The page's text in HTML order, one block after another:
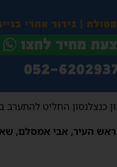
כנצלנסון החליט
ראש העיר, אבי אמסלם,